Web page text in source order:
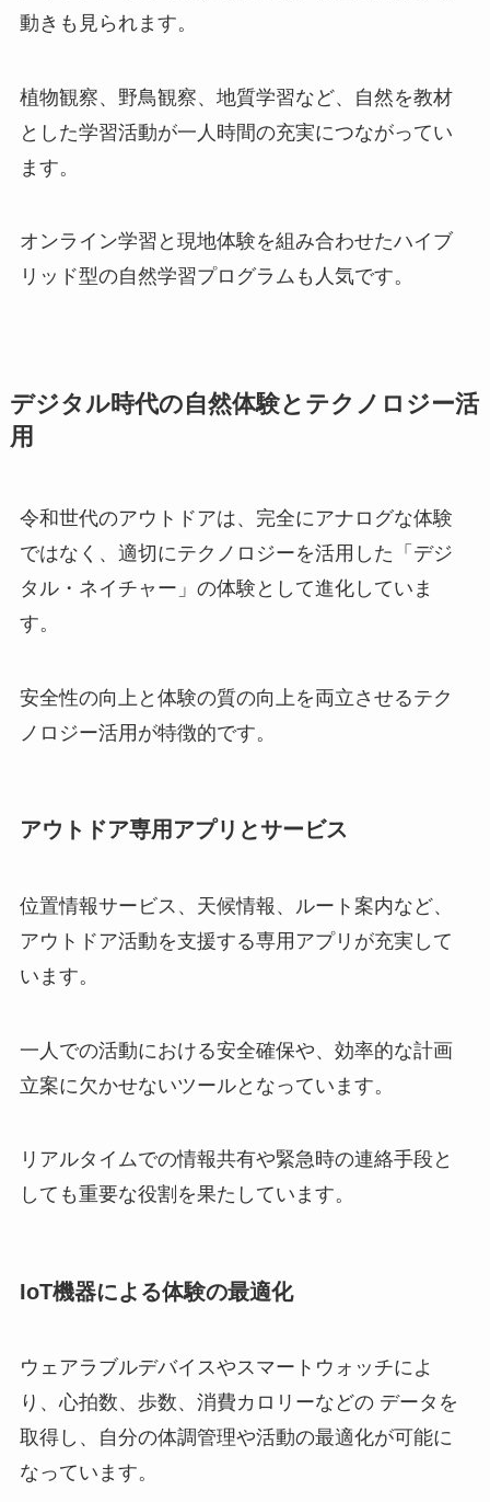
動きも見られます。
植物観察、野鳥観察、地質学習など、自然を教材
とした学習活動が一人時間の充実につながってい
ます。
オンライン学習と現地体験を組み合わせたハイブ
リッド型の自然学習プログラムも人気です。
デジタル時代の自然体験とテクノロジー活
用
令和世代のアウトドアは、完全にアナログな体験
ではなく、適切にテクノロジーを活用した「デジ
タル・ネイチャー」の体験として進化していま
す。
安全性の向上と体験の質の向上を両立させるテク
ノロジー活用が特徴的です。
アウトドア専用アプリとサービス
位置情報サービス、天候情報、ルート案内など、
アウトドア活動を支援する専用アプリが充実して
います。
一人での活動における安全確保や、効率的な計画
立案に欠かせないツールとなっています。
リアルタイムでの情報共有や緊急時の連絡手段と
しても重要な役割を果たしています。
IoT機器による体験の最適化
ウェアラブルデバイスやスマートウォッチによ
り、心拍数、歩数、消費カロリーなどの データを
取得し、自分の体調管理や活動の最適化が可能に
なっています。